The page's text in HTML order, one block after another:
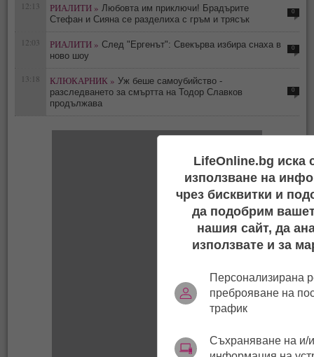
12:13 РИАЛИТИ » Любовта им приключи! Брадърите
Стефан и Сияна се разделиха с гръм и трясък
0
12:03 РИАЛИТИ » След "Ергенът": Свекърва избира снаха в
ново шоу
0
13:18 КЛЮКАРНИК » Уж беше самоубийство -
разследването за смъртта на Тодор Славков
продължава
0
LifeOnline.bg иска
използване на
чрез бисквитки и
да подобрим
нашия сайт, да
използвате и за
Персонализирана
преброяване на
трафик
Съхраняване на и/